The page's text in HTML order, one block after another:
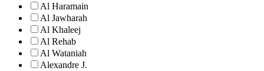
Al Haramain
Al Jawharah
Al Khaleej
Al Rehab
Al Wataniah
Alexandre J.